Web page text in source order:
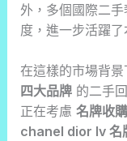
外，多個國際二
度，進一步活躍了
在這樣的市場背景
四大品牌的二手
正在考慮 名牌收
chanel dior lv 名